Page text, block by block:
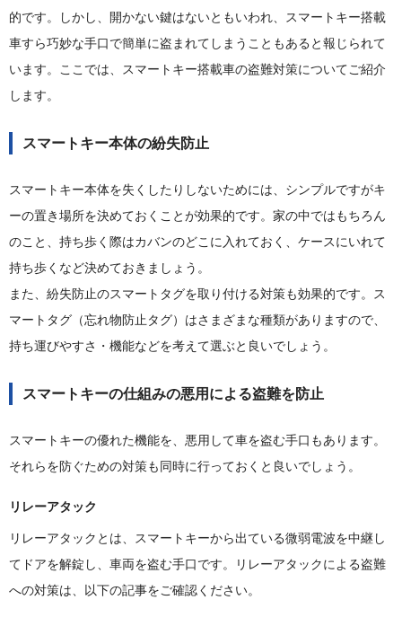
的です。しかし、開かない鍵はないともいわれ、スマートキー搭載
車すら巧妙な手口で簡単に盗まれてしまうこともあると報じられて
います。ここでは、スマートキー搭載車の盗難対策についてご紹介
します。
スマートキー本体の紛失防止
スマートキー本体を失くしたりしないためには、シンプルですがキ
ーの置き場所を決めておくことが効果的です。家の中ではもちろん
のこと、持ち歩く際はカバンのどこに入れておく、ケースにいれて
持ち歩くなど決めておきましょう。
また、紛失防止のスマートタグを取り付ける対策も効果的です。ス
マートタグ（忘れ物防止タグ）はさまざまな種類がありますので、
持ち運びやすさ・機能などを考えて選ぶと良いでしょう。
スマートキーの仕組みの悪用による盗難を防止
スマートキーの優れた機能を、悪用して車を盗む手口もあります。
それらを防ぐための対策も同時に行っておくと良いでしょう。
リレーアタック
リレーアタックとは、スマートキーから出ている微弱電波を中継し
てドアを解錠し、車両を盗む手口です。リレーアタックによる盗難
への対策は、以下の記事をご確認ください。